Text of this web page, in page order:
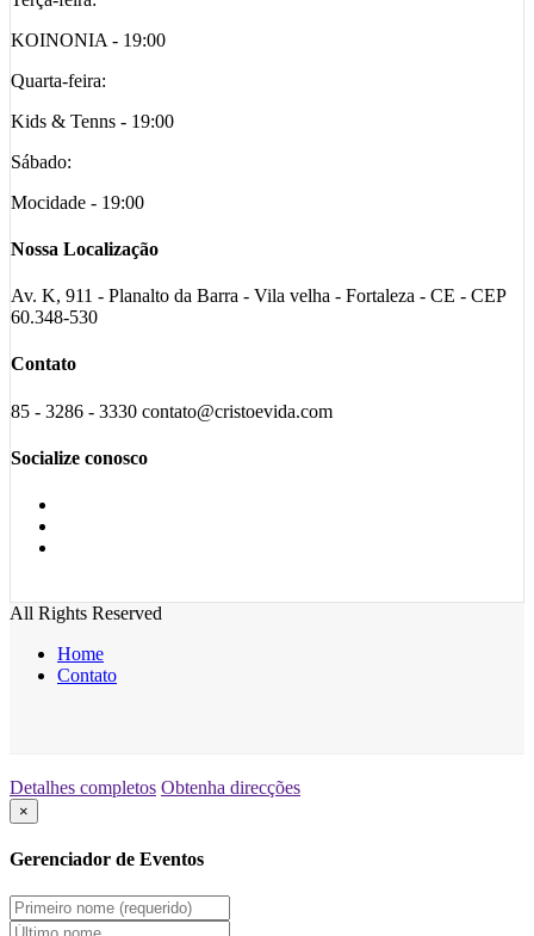
KOINONIA - 19:00
Quarta-feira:
Kids & Tenns - 19:00
Sábado:
Mocidade - 19:00
Nossa Localização
Av. K, 911 - Planalto da Barra - Vila velha - Fortaleza - CE - CEP
60.348-530
Contato
85 - 3286 - 3330 contato@cristoevida.com
Socialize conosco
All Rights Reserved
Home
Contato
Detalhes completos Obtenha direcções
×
Gerenciador de Eventos